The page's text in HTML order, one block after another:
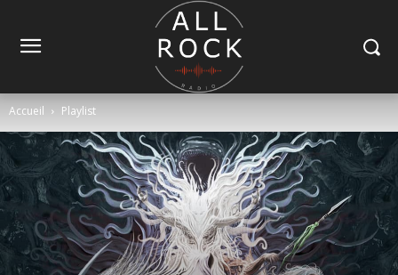
Accueil Playlist